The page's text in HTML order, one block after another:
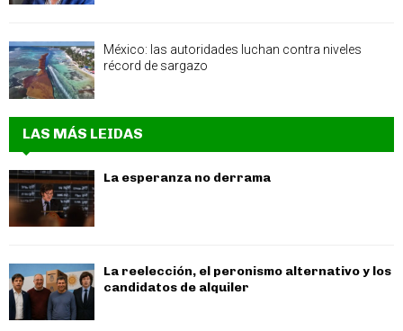
México: las autoridades luchan contra niveles
récord de sargazo
LAS MÁS LEIDAS
La esperanza no derrama
La reelección, el peronismo alternativo y los
candidatos de alquiler